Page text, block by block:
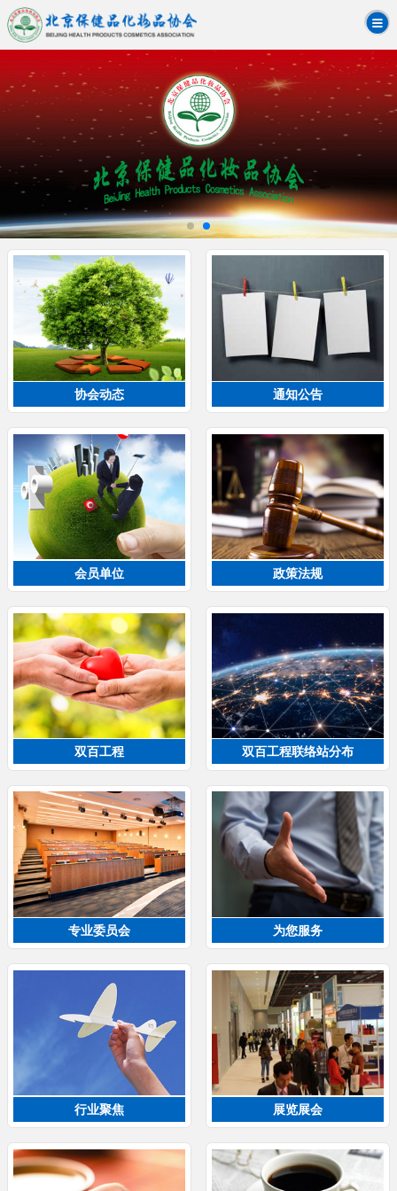
协会动态 通知公告
会员单位 政策法规
双百工程 双百工程联络站分布
专业委员会 为您服务
行业聚焦 展览展会